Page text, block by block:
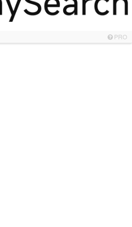
PRO